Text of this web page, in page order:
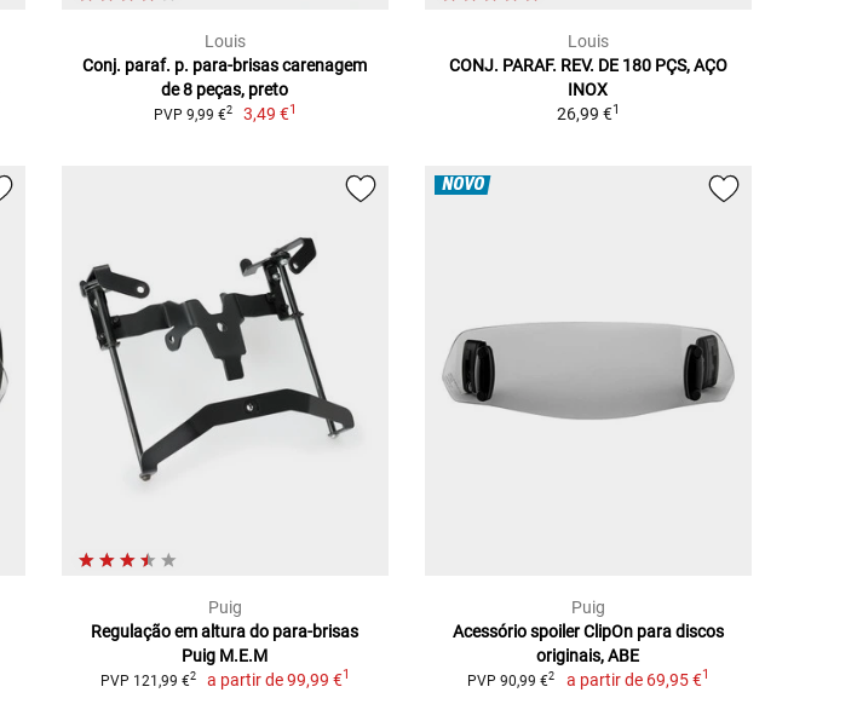
Louis
Conj. paraf. p. para-brisas carenagem
de 8 peças, preto
PVP 9,99 €2 3,49 €1
Louis
CONJ. PARAF. REV. DE 180 PÇS, AÇO
INOX
26,99 €1
Puig
Regulação em altura do para-brisas
Puig M.E.M
PVP 121,99 €2 a partir de99,99 €1
NOVO
Puig
Acessório spoiler ClipOn para discos
originais, ABE
PVP 90,99 €2 a partir de 69,95 €1